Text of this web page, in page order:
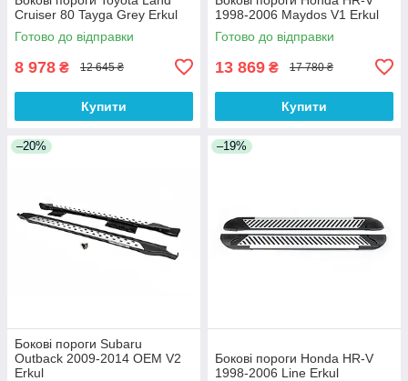
Cruiser 80 Tayga Grey Erkul
Готово до відправки
8 978 ₴ 12 645 ₴
Купити
1998-2006 Maydos V1 Erkul
Готово до відправки
13 869 ₴ 17 780 ₴
Купити
–20%
Бокові пороги Subaru
Outback 2009-2014 OEM V2
Erkul
–19%
Бокові пороги Honda HR-V
1998-2006 Line Erkul